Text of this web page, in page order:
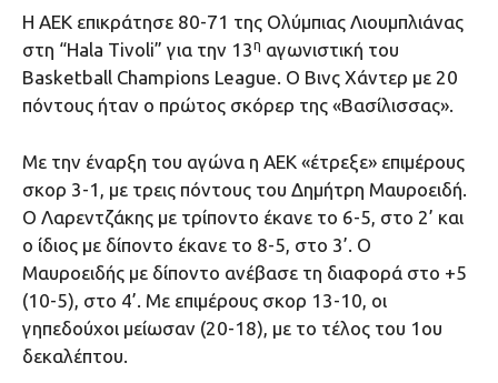
Η ΑΕΚ επικράτησε 80-71 της Ολύμπιας Λιουμπλιάνας
στη “Hala Tivoli” για την 13η αγωνιστική του
Basketball Champions League. O Bινς Χάντερ με 20
πόντους ήταν ο πρώτος σκόρερ της «Βασίλισσας».
Με την έναρξη του αγώνα η ΑΕΚ «έτρεξε» επιμέρους
σκορ 3-1, με τρεις πόντους του Δημήτρη Μαυροειδή.
Ο Λαρεντζάκης με τρίποντο έκανε το 6-5, στο 2’ και
ο ίδιος με δίποντο έκανε το 8-5, στο 3’. Ο
Μαυροειδής με δίποντο ανέβασε τη διαφορά στο +5
(10-5), στο 4’. Με επιμέρους σκορ 13-10, οι
γηπεδούχοι μείωσαν (20-18), με το τέλος του 1ου
δεκαλέπτου.